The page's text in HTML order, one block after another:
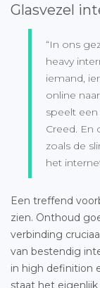
Glasvezel
“In ons
heavy
iemand,
online
speelt een
Creed. En
zoals de
het
Een treffend
zien. Onthoud
verbinding
van bestendig
in high definition
staat het